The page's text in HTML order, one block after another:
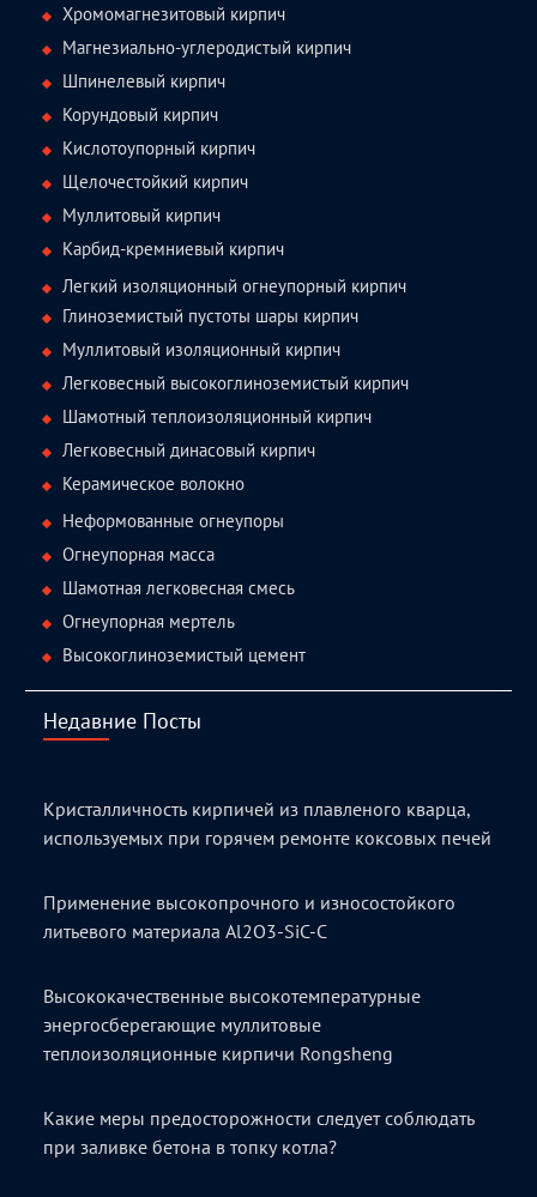
Хромомагнезитовый кирпич
Магнезиально-углеродистый кирпич
Шпинелевый кирпич
Корундовый кирпич
Кислотоупорный кирпич
Щелочестойкий кирпич
Муллитовый кирпич
Карбид-кремниевый кирпич
Легкий изоляционный огнеупорный кирпич
Глиноземистый пустоты шары кирпич
Муллитовый изоляционный кирпич
Легковесный высокоглиноземистый кирпич
Шамотный теплоизоляционный кирпич
Легковесный динасовый кирпич
Керамическое волокно
Неформованные огнеупоры
Огнеупорная масса
Шамотная легковесная смесь
Огнеупорная мертель
Высокоглиноземистый цемент
Недавние Посты
Кристалличность кирпичей из плавленого кварца,
используемых при горячем ремонте коксовых печей
Применение высокопрочного и износостойкого
литьевого материала Al2O3-SiC-C
Высококачественные высокотемпературные
энергосберегающие муллитовые
теплоизоляционные кирпичи Rongsheng
Какие меры предосторожности следует соблюдать
при заливке бетона в топку котла?